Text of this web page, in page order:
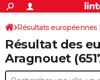
ACTUALITÉS
Politique
Société
Faits Divers
Education
Monde
Villes
+
SPORT
Coupe du monde 2026
Football
Tennis
Cyclisme
Rugby
Forum
Programme TV
TNT
Streaming
Cinéma
Sorties cinéma
Musique
+
FINANCE
Résultats européennes
Résultat des
Aragnouet